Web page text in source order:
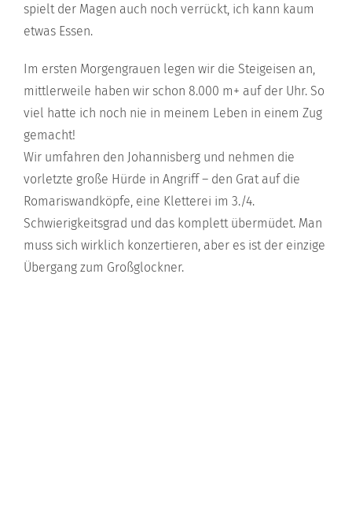
spielt der Magen auch noch verrückt, ich kann kaum
etwas Essen.
Im ersten Morgengrauen legen wir die Steigeisen an,
mittlerweile haben wir schon 8.000 m+ auf der Uhr. So
viel hatte ich noch nie in meinem Leben in einem Zug
gemacht!
Wir umfahren den Johannisberg und nehmen die
vorletzte große Hürde in Angriff – den Grat auf die
Romariswandköpfe, eine Kletterei im 3./4.
Schwierigkeitsgrad und das komplett übermüdet. Man
muss sich wirklich konzertieren, aber es ist der einzige
Übergang zum Großglockner.